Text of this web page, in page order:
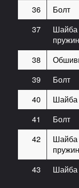
36
Болт
37
Шайба
38
39
Болт
40
Шайба
41
Болт
42
Шайба
43 Шайба